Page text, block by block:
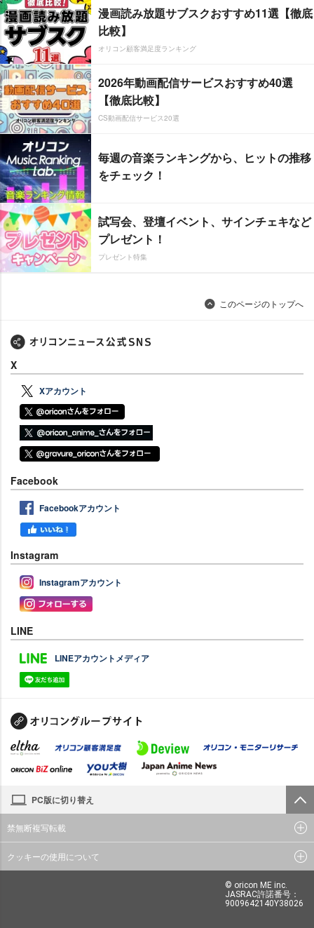
漫画読み放題サブスクおすすめ11選【徹底
比較】
オリコン顧客満足度ランキング
2026年動画配信サービスおすすめ40選
【徹底比較】
CS動画配信サービス20選
毎週の音楽ランキングから、ヒットの推移
をチェック！
試写会、登壇イベント、サインチェキなど
プレゼント！
プレゼント特集
このページのトップへ
X
Xアカウント
Facebook
Facebookアカウント
Instagram
Instagramアカウント
LINE
LINEアカウントメディア
PC版に切り替え
禁無断複写転載
クッキーの使用について
© oricon ME inc.
JASRAC許諾番号：
9009642140Y38026